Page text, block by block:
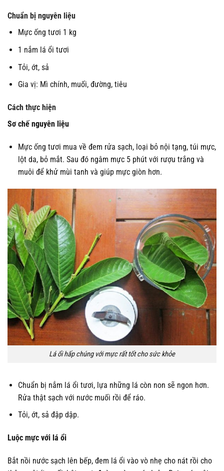
Chuẩn bị nguyên liệu
Mực ống tươi 1 kg
1 nắm lá ổi tươi
Tỏi, ớt, sả
Gia vị: Mì chính, muối, đường, tiêu
Cách thực hiện
Sơ chế nguyên liệu
Mực ống tươi mua về đem rửa sạch, loại bỏ nội tạng, túi mực,
lột da, bỏ mắt. Sau đó ngâm mực 5 phút với rượu trắng và
muôi để khử mùi tanh và giúp mực giòn hơn.
Lá ổi hấp chúng với mực rất tốt cho sức khỏe
Chuẩn bị nắm lá ổi tươi, lựa những lá còn non sẽ ngon hơn.
Rửa thật sạch với nước muối rồi để ráo.
Tỏi, ớt, sả đập dập.
Luộc mực với lá ổi
Bắt nồi nước sạch lên bếp, đem lá ổi vào vò nhẹ cho nát rồi cho